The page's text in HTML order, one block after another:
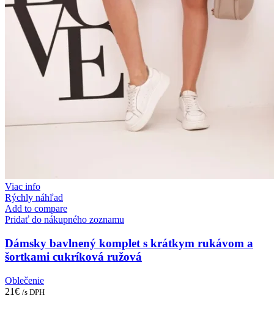
Viac info
Rýchly náhľad
Add to compare
Pridať do nákupného zoznamu
Dámsky bavlnený komplet s krátkym rukávom a
šortkami cukríková ružová
Oblečenie
21€ /s DPH